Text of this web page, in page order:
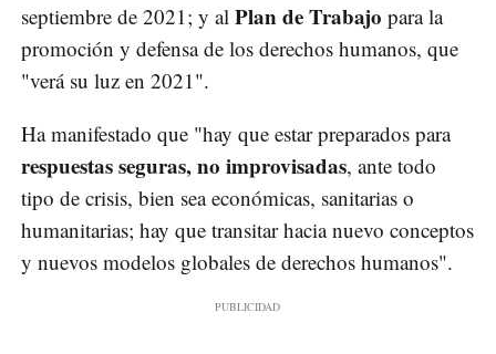
septiembre de 2021; y al Plan de Trabajo para la
promoción y defensa de los derechos humanos, que
"verá su luz en 2021".
Ha manifestado que "hay que estar preparados para
respuestas seguras, no improvisadas, ante todo
tipo de crisis, bien sea económicas, sanitarias o
humanitarias; hay que transitar hacia nuevo conceptos
y nuevos modelos globales de derechos humanos".